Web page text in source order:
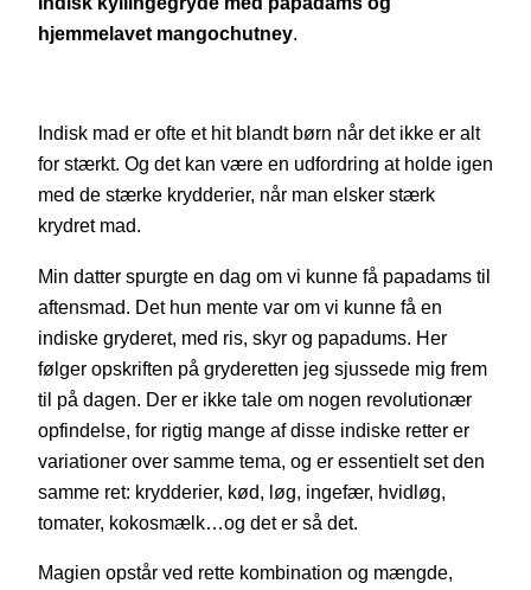
hjemmelavet mangochutney.
Indisk mad er ofte et hit blandt børn når det ikke er alt
for stærkt. Og det kan være en udfordring at holde igen
med de stærke krydderier, når man elsker stærk
krydret mad.
Min datter spurgte en dag om vi kunne få papadams til
aftensmad. Det hun mente var om vi kunne få en
indiske gryderet, med ris, skyr og papadums. Her
følger opskriften på gryderetten jeg sjussede mig frem
til på dagen. Der er ikke tale om nogen revolutionær
opfindelse, for rigtig mange af disse indiske retter er
variationer over samme tema, og er essentielt set den
samme ret: krydderier, kød, løg, ingefær, hvidløg,
tomater, kokosmælk…og det er så det.
Magien opstår ved rette kombination og mængde,